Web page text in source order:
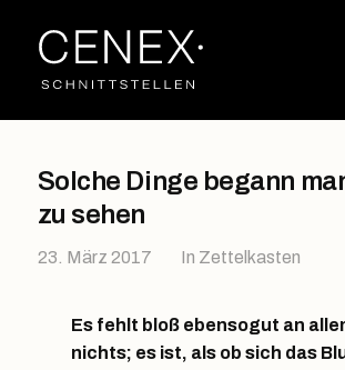
Solche Dinge begann
zu sehen
23. März 2017 In Zettelkasten
Es fehlt bloß ebensogut an
nichts; es ist, als ob sich das